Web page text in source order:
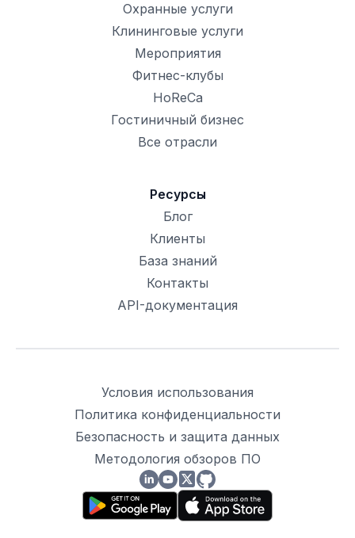
Охранные услуги
Клининговые услуги
Мероприятия
Фитнес-клубы
HoReCa
Гостиничный бизнес
Все отрасли
Ресурсы
Блог
Клиенты
База знаний
Контакты
API-документация
Условия использования
Политика конфиденциальности
Безопасность и защита данных
Методология обзоров ПО